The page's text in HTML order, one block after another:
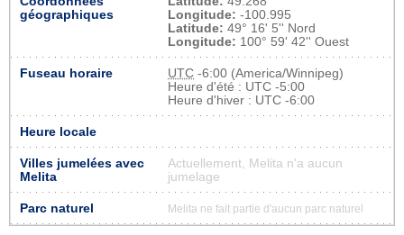
géographiques
Longitude: -100.995
Latitude: 49° 16' 5'' Nord
Longitude: 100° 59' 42'' Ouest
Fuseau horaire UTC -6:00 (America/Winnipeg)
Heure d'été : UTC -5:00
Heure d'hiver : UTC -6:00
Heure locale
Villes jumelées avec
Melita
Actuellement, Melita n'a aucun
jumelage
Parc naturel Melita ne fait partie d'aucun parc naturel